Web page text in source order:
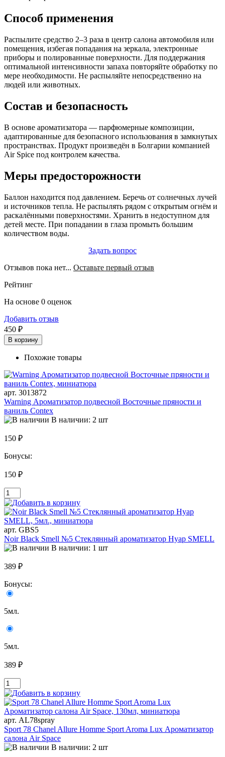
Способ применения
Распылите средство 2–3 раза в центр салона автомобиля или
помещения, избегая попадания на зеркала, электронные
приборы и полированные поверхности. Для поддержания
оптимальной интенсивности запаха повторяйте обработку по
мере необходимости. Не распыляйте непосредственно на
людей или животных.
Состав и безопасность
В основе ароматизатора — парфюмерные композиции,
адаптированные для безопасного использования в замкнутых
пространствах. Продукт произведён в Болгарии компанией
Air Spice под контролем качества.
Меры предосторожности
Баллон находится под давлением. Беречь от солнечных лучей
и источников тепла. Не распылять рядом с открытым огнём и
раскалёнными поверхностями. Хранить в недоступном для
детей месте. При попадании в глаза промыть большим
количеством воды.
Задать вопрос
Отзывов пока нет... Оставьте первый отзыв
Рейтинг
На основе 0 оценок
Добавить отзыв
450 ₽
В корзину
Похожие товары
арт. 3013872
Warning Ароматизатор подвесной Восточные пряности и
ваниль Contex
В наличии: 2 шт
150 ₽
Бонусы:
150 ₽
арт. GBS5
Noir Black Smell №5 Стеклянный ароматизатор Нуар SMELL
В наличии: 1 шт
389 ₽
Бонусы:
5мл.
5мл.
389 ₽
арт. AL78spray
Sport 78 Chanel Allure Homme Sport Aroma Lux Ароматизатор
салона Air Space
В наличии: 2 шт